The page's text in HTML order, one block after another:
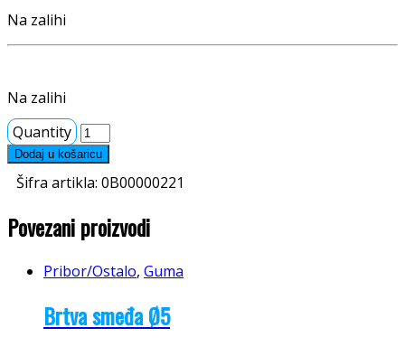
Na zalihi
Na zalihi
Quantity
Dodaj u košaricu
Šifra artikla: 0B00000221
Povezani proizvodi
Pribor/Ostalo, Guma
Brtva smeđa Ø5